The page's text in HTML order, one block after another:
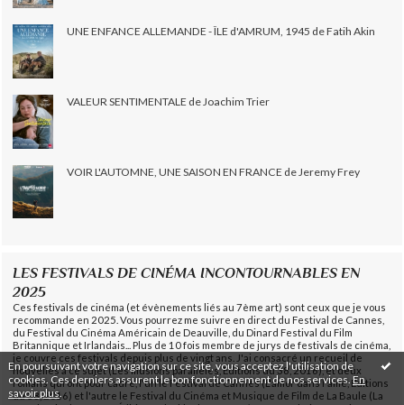
En poursuivant votre navigation sur ce site, vous acceptez l'utilisation de
cookies. Ces derniers assurent le bon fonctionnement de nos services.En
savoir plus
UNE ENFANCE ALLEMANDE - ÎLE d'AMRUM, 1945 de Fatih Akin
VALEUR SENTIMENTALE de Joachim Trier
VOIR L'AUTOMNE, UNE SAISON EN FRANCE de Jeremy Frey
LES FESTIVALS DE CINÉMA INCONTOURNABLES EN
2025
Ces festivals de cinéma (et évènements liés au 7ème art) sont ceux que je vous
recommande en 2025. Vous pourrez me suivre en direct du Festival de Cannes,
du Festival du Cinéma Américain de Deauville, du Dinard Festival du Film
Britannique et Irlandais... Plus de 10 fois membre de jurys de festivals de cinéma,
je couvre ces festivals depuis plus de vingt ans. J'ai consacré un recueil de
nouvelles à ce sujet (Les illusions parallèles, Éditions du 38, 2016), et deux
romans qui ont pour cadre, l'un le Festival de Cannes (L'amor dans l'âme, Éditions
du 38, 2016) et l'autre le Festival du Cinéma et Musique de Film de La Baule (La